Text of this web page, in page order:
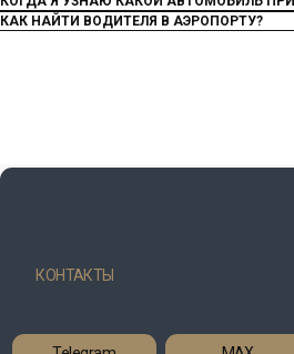
КАК НАЙТИ ВОДИТЕЛЯ В АЭРОПОРТУ?
MAX
Telegram